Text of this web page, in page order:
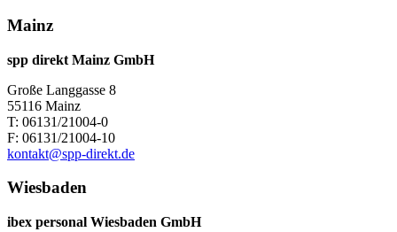
Mainz
spp direkt Mainz GmbH
Große Langgasse 8
55116 Mainz
T: 06131/21004-0
F: 06131/21004-10
kontakt@spp-direkt.de
Wiesbaden
ibex personal Wiesbaden GmbH